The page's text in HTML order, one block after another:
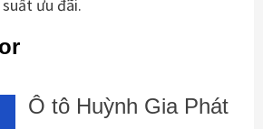
ưu đãi.
Ô tô Huỳnh Gia Phát